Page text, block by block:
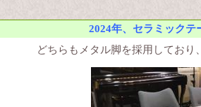
2024年、セラミックテ
どちらもメタル脚を採用してお